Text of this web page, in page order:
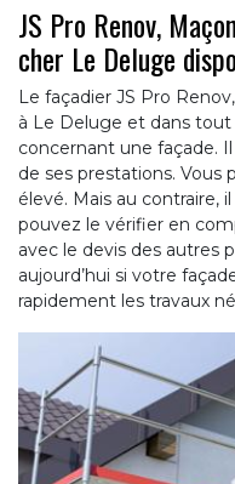
JS Pro Renov,
cher Le Deluge
Le façadier JS Pro
à Le Deluge et dans tout
concernant une façade.
de ses prestations. Vous
élevé. Mais au contraire,
pouvez le vérifier en
avec le devis des autres
aujourd’hui si votre
rapidement les travaux